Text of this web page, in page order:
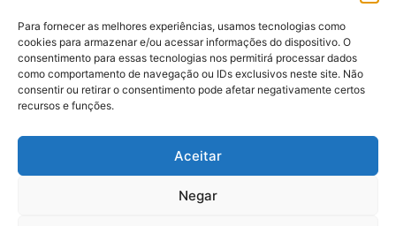
Para fornecer as melhores experiências, usamos tecnologias como
cookies para armazenar e/ou acessar informações do dispositivo. O
consentimento para essas tecnologias nos permitirá processar dados
como comportamento de navegação ou IDs exclusivos neste site. Não
consentir ou retirar o consentimento pode afetar negativamente certos
recursos e funções.
Aceitar
Negar
Conteúdos
Curiosidades
Fale Conosco
Política de Cookies